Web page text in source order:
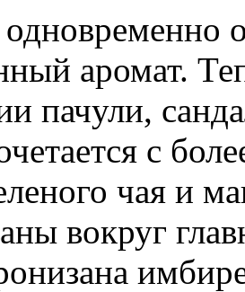
аромат.
пачули,
с
чая и
вокруг